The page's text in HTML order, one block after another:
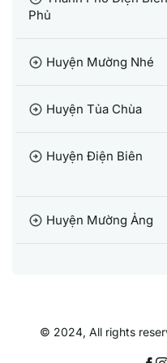
Phủ
arrow_circle_right Huyện Mường Nhé
arrow_circle_right Huyện Tủa Chùa
arrow_circle_right Huyện Điện Biên
arrow_circle_right Huyện Mường Ảng
© 2024, All rights